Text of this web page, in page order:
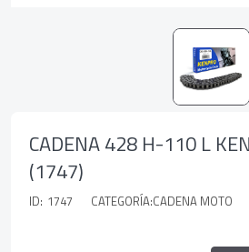
CADENA 428 H-110 L
(1747)
ID: 1747 CATEGORÍA:CADENA MOTO